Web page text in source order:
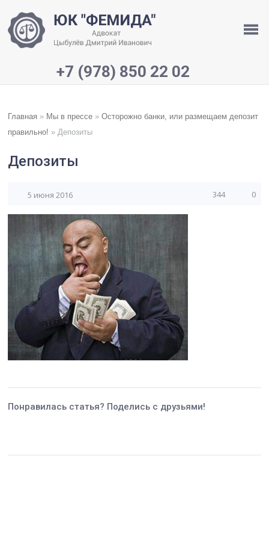
+7 (978) 850 22 02
Главная » Мы в прессе »Осторожно банки, или размещаем депозит
правильно! »Депозиты
Депозиты
5 июня 2016 0
344
Понравилась статья? Поделись с друзьями!